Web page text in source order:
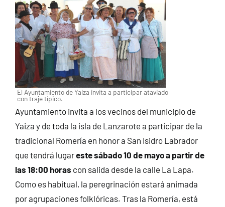
El Ayuntamiento de Yaiza invita a participar ataviado
con traje típico.
Ayuntamiento invita a los vecinos del municipio de
Yaiza y de toda la isla de Lanzarote a participar de la
tradicional Romería en honor a San Isidro Labrador
que tendrá lugareste sábado 10 de mayoa partir de
las 18:00 horas con salida desde la calle La Lapa.
Como es habitual, la peregrinación estará animada
por agrupaciones folklóricas. Tras la Romería, está